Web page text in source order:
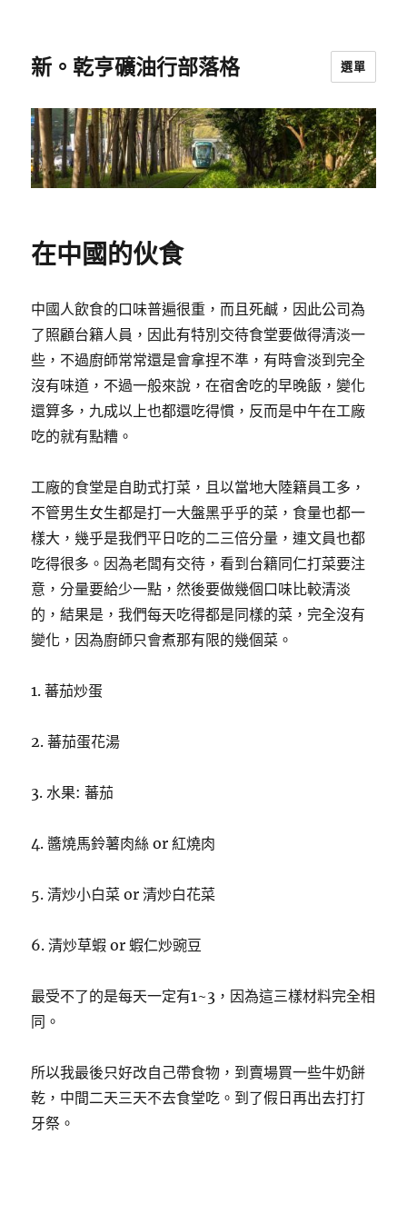
新。乾亨礦油行部落格 選單
在中國的伙食
中國人飲食的口味普遍很重，而且死鹹，因此公司為
了照顧台籍人員，因此有特別交待食堂要做得清淡一
些，不過廚師常常還是會拿捏不準，有時會淡到完全
沒有味道，不過一般來說，在宿舍吃的早晚飯，變化
還算多，九成以上也都還吃得慣，反而是中午在工廠
吃的就有點糟。
工廠的食堂是自助式打菜，且以當地大陸籍員工多，
不管男生女生都是打一大盤黑乎乎的菜，食量也都一
樣大，幾乎是我們平日吃的二三倍分量，連文員也都
吃得很多。因為老闆有交待，看到台籍同仁打菜要注
意，分量要給少一點，然後要做幾個口味比較清淡
的，結果是，我們每天吃得都是同樣的菜，完全沒有
變化，因為廚師只會煮那有限的幾個菜。
1. 蕃茄炒蛋
2. 蕃茄蛋花湯
3. 水果: 蕃茄
4. 醬燒馬鈴薯肉絲 or 紅燒肉
5. 清炒小白菜 or 清炒白花菜
6. 清炒草蝦 or 蝦仁炒豌豆
最受不了的是每天一定有1~3，因為這三樣材料完全相
同。
所以我最後只好改自己帶食物，到賣場買一些牛奶餅
乾，中間二天三天不去食堂吃。到了假日再出去打打
牙祭。